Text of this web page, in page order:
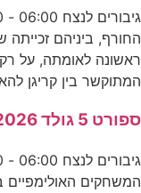
החורף, ביניהם
ראשונה לאומתה, על
המתוקשר בין קריגן
ספורט 5 גולד 06-08-2026